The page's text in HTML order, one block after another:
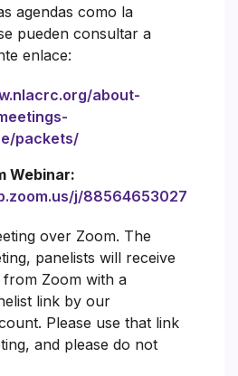
agendas como la
pueden consultar a
enlace:
about-
packets/
Webinar:
j/88564653027
over Zoom. The
panelists will receive
from Zoom with a
link by our
Please use that link
and please do not